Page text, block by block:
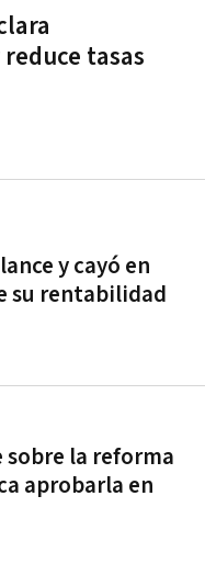
tasas
y cayó en
su rentabilidad
la reforma
aprobarla en